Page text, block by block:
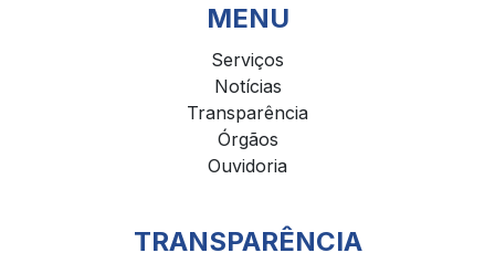
MENU
Serviços
Notícias
Transparência
Órgãos
Ouvidoria
TRANSPARÊNCIA